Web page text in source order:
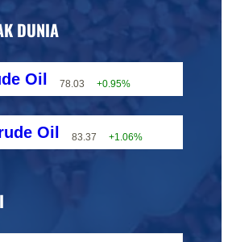
DUNIA
Oil 78.03 +0.95%
Oil 83.37 +1.06%